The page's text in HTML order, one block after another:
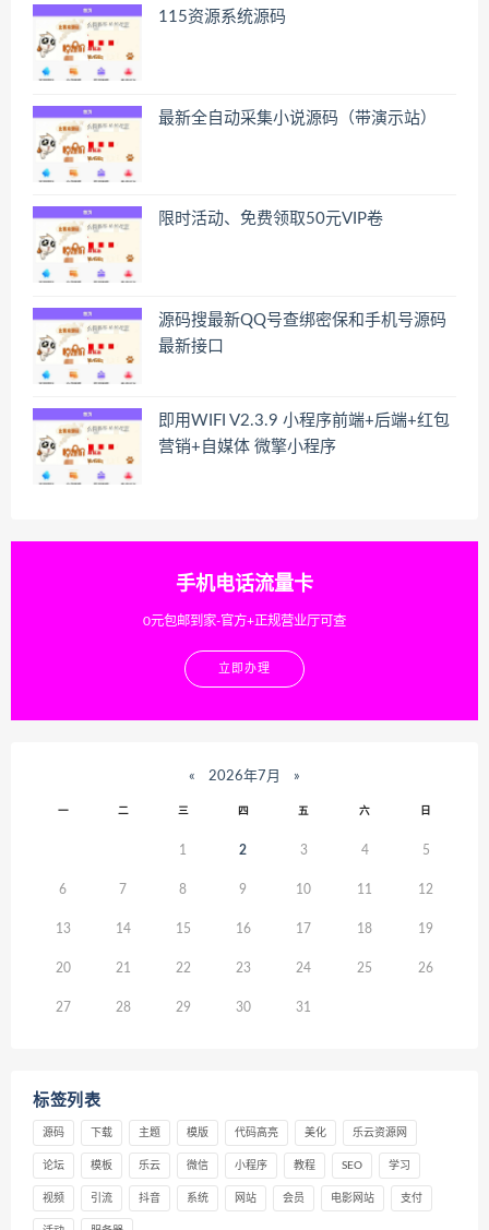
115资源系统源码
最新全自动采集小说源码（带演示站）
限时活动、免费领取50元VIP卷
源码搜最新QQ号查绑密保和手机号源码
最新接口
即用WIFI V2.3.9 小程序前端+后端+红包
营销+自媒体 微擎小程序
手机电话流量卡
0元包邮到家-官方+正规营业厅可查
立即办理
« 2026年7月 »
一 二 三 四 五 六 日
1 2 3 4 5
6 7 8 9 10 11 12
13 14 15 16 17 18 19
20 21 22 23 24 25 26
27 28 29 30 31
标签列表
源码 下载 主题 模版 代码高亮 美化 乐云资源网
论坛 模板 乐云 微信 小程序 教程 SEO 学习
视频 引流 抖音 系统 网站 会员 电影网站 支付